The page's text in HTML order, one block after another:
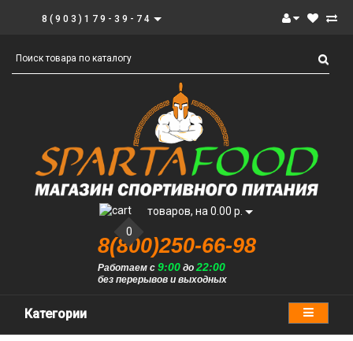
8(903)179-39-74
0
товаров, на 0.00 р.
8(800)250-66-98
Работаем с 9:00до 22:00
без перерывов и выходных
Категории